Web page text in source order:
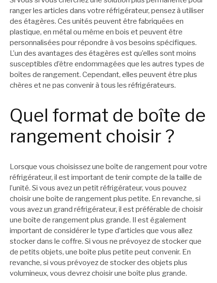
ranger les articles dans votre réfrigérateur, pensez à utiliser
des étagères. Ces unités peuvent être fabriquées en
plastique, en métal ou même en bois et peuvent être
personnalisées pour répondre à vos besoins spécifiques.
L’un des avantages des étagères est qu’elles sont moins
susceptibles d’être endommagées que les autres types de
boîtes de rangement. Cependant, elles peuvent être plus
chères et ne pas convenir à tous les réfrigérateurs.
Quel format de boîte de
rangement choisir ?
Lorsque vous choisissez une boîte de rangement pour votre
réfrigérateur, il est important de tenir compte de la taille de
l’unité. Si vous avez un petit réfrigérateur, vous pouvez
choisir une boîte de rangement plus petite. En revanche, si
vous avez un grand réfrigérateur, il est préférable de choisir
une boîte de rangement plus grande. Il est également
important de considérer le type d’articles que vous allez
stocker dans le coffre. Si vous ne prévoyez de stocker que
de petits objets, une boîte plus petite peut convenir. En
revanche, si vous prévoyez de stocker des objets plus
volumineux, vous devrez choisir une boîte plus grande.